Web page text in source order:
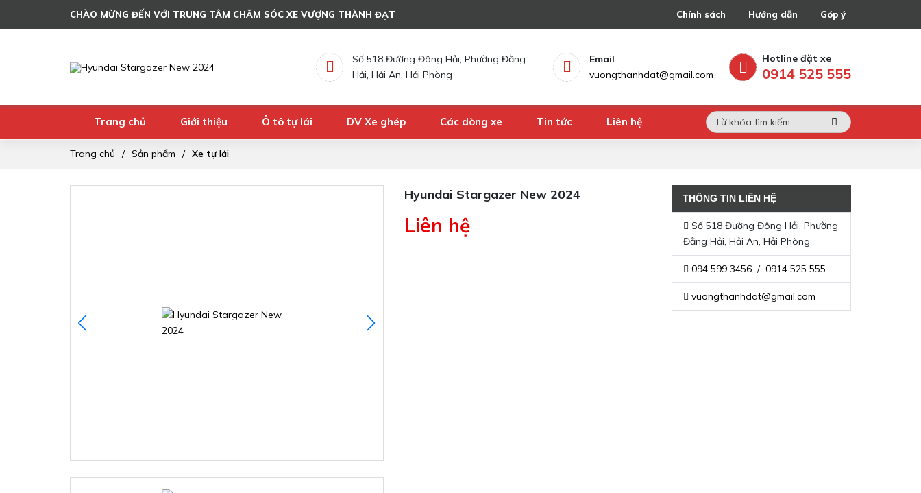
CHÀO MỪNG ĐẾN VỚI TRUNG TÂM CHĂM SÓC XE VƯỢNG THÀNH ĐẠT Chính sách Hướng dẫn Góp ý
Số 518 Đường Đông Hải, Phường Đằng
Hải, Hải An, Hải Phòng
Email
vuongthanhdat@gmail.com
Hotline đặt xe
0914 525 555
Trang chủ Giới thiệu Ô tô tự lái DV Xe ghép Các dòng xe Tin tức Liên hệ
Trang chủ Giới thiệu Ô tô tự lái DV Xe ghép
Trang chủ Sản phẩm Xe tự lái
Hyundai Stargazer New 2024
Liên hệ
THÔNG TIN LIÊN HỆ
Số 518 Đường Đông Hải, Phường
Đằng Hải, Hải An, Hải Phòng
094 599 3456 / 0914 525 555
vuongthanhdat@gmail.com